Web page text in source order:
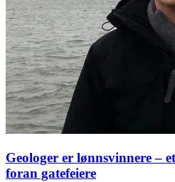
Geologer er lønnsvinnere –
foran gatefeiere